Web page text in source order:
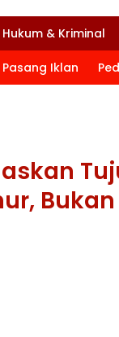
Hukum & Kriminal
Pasang Iklan